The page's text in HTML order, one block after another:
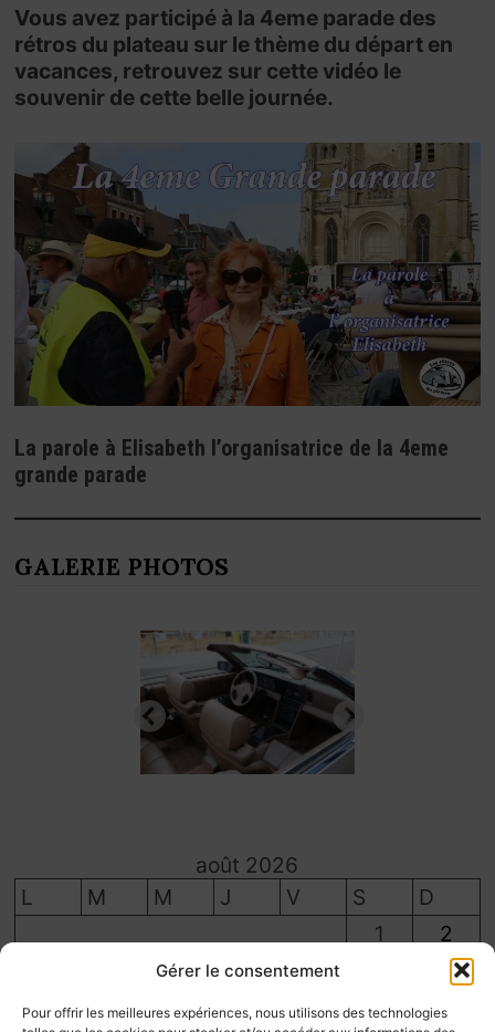
Gérer le consentement
Pour offrir les meilleures expériences, nous utilisons des technologies
Vous avez participé à la 4eme parade des
rétros du plateau sur le thème du départ en
vacances, retrouvez sur cette vidéo le
souvenir de cette belle journée.
La parole à Elisabeth l’organisatrice de la 4eme
grande parade
GALERIE PHOTOS
août 2026
L
M M J V S
D
1
2
5 6 7
9
10
11 12 13 14 15
16